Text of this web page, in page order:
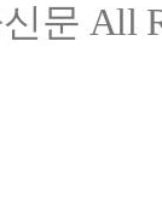
문 All